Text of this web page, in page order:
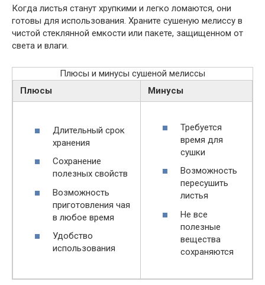
Когда листья станут хрупкими и легко ломаются, они
готовы для использования. Храните сушеную мелиссу в
чистой стеклянной емкости или пакете, защищенном от
света и влаги.
Плюсы и минусы сушеной мелиссы
Плюсы
Минусы
Длительный срок
хранения
Сохранение
полезных свойств
Возможность
приготовления чая
в любое время
Удобство
использования
Требуется
время для
сушки
Возможность
пересушить
листья
Не все
полезные
вещества
сохраняются